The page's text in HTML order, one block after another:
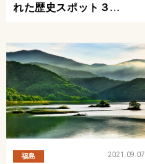
れた歴史スポット３...
福島 2021.09.07